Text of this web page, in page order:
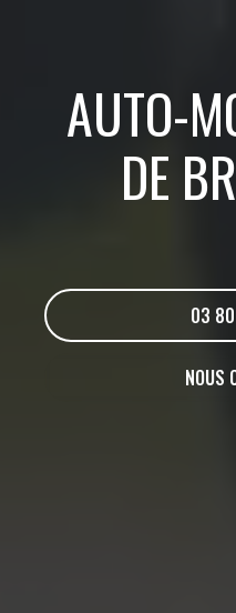
AUTO-
DE
03
NOUS